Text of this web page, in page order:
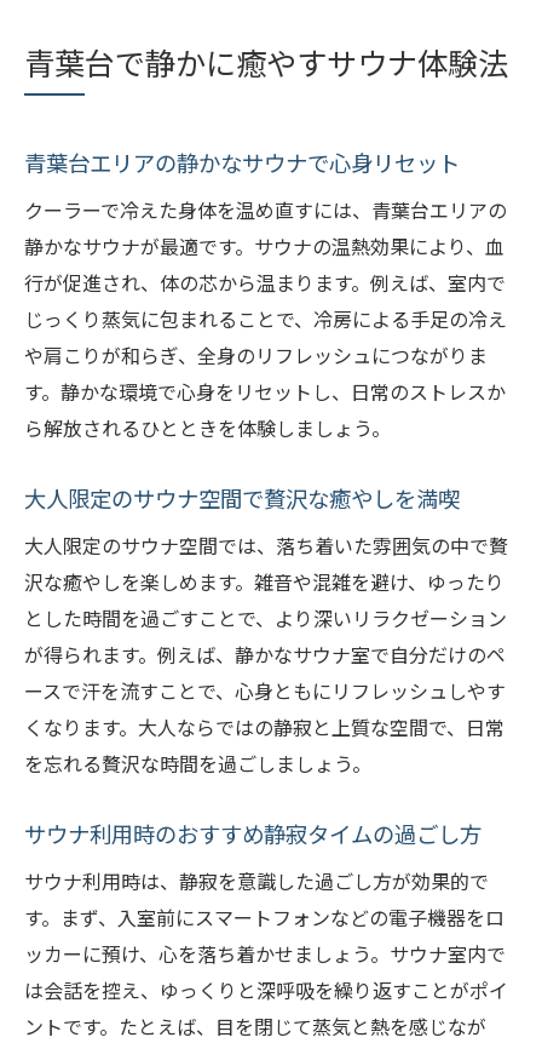
冷房による疲労をサウナでリセットするコ
サウナを活かした快適な休日の過ごし方
冷房冷えに負けないサウナ利用の実践例
青葉台のサウナで健康と癒やしを両立
サウナで健康維持と疲労回復を同時に叶え
る
サウナと温浴の組み合わせで癒やし力アッ
プ
青葉台で実感するサウナによる体調改善
青葉台でサウナとリラクゼーションを満喫
サウナライフで得られる健康と癒やしの効
果
温浴施設で冷えを解消するコツを紹介
温浴施設のサウナで冷え対策を徹底する方
法
サウナと温浴の併用が冷え解消に効果的な
サウナの正しい入浴法で冷えを撃退しよう
温浴施設を活用した冷え改善ルーティン
サウナで冷えた体をやさしく温めるポイン
ト
青葉台の温浴施設で冷え知らずの体づくり
青葉台で静かに癒やすサウナ体験法
青葉台エリアの静かなサウナで心身リセット
クーラーで冷えた身体を温め直すには、青葉台エリアの
静かなサウナが最適です。サウナの温熱効果により、血
行が促進され、体の芯から温まります。例えば、室内で
じっくり蒸気に包まれることで、冷房による手足の冷え
や肩こりが和らぎ、全身のリフレッシュにつながりま
す。静かな環境で心身をリセットし、日常のストレスか
ら解放されるひとときを体験しましょう。
大人限定のサウナ空間で贅沢な癒やしを満喫
大人限定のサウナ空間では、落ち着いた雰囲気の中で贅
沢な癒やしを楽しめます。雑音や混雑を避け、ゆったり
とした時間を過ごすことで、より深いリラクゼーション
が得られます。例えば、静かなサウナ室で自分だけのペ
ースで汗を流すことで、心身ともにリフレッシュしやす
くなります。大人ならではの静寂と上質な空間で、日常
を忘れる贅沢な時間を過ごしましょう。
サウナ利用時のおすすめ静寂タイムの過ごし方
サウナ利用時は、静寂を意識した過ごし方が効果的で
す。まず、入室前にスマートフォンなどの電子機器をロ
ッカーに預け、心を落ち着かせましょう。サウナ室内で
は会話を控え、ゆっくりと深呼吸を繰り返すことがポイ
ントです。たとえば、目を閉じて蒸気と熱を感じなが